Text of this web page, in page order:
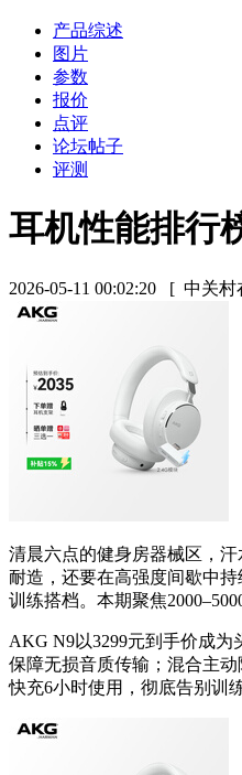
产品综述
图片
参数
报价
点评
论坛帖子
评测
耳机性能排行
2026-05-11 00:02:20 [ 中关村
清晨六点的健身房器械区，
耐造，还要在高强度间歇中
训练搭档。本期聚焦
AKG N9以3299元到手价成
保障无损音质传输；混合主
快充6小时使用，彻底告别训